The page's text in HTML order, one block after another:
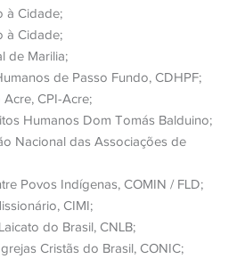
à Cidade;
à Cidade;
de Marilia;
de Passo Fundo, CDHPF;
CPI-Acre;
Humanos Dom Tomás Balduino;
Nacional das Associações de
Povos Indígenas, COMIN / FLD;
CIMI;
do Brasil, CNLB;
Cristãs do Brasil, CONIC;